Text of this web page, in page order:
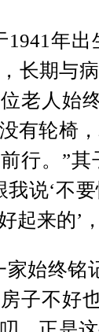
1941年
长期与
老人始
有轮椅
行。”其
我说‘不
起来的’
家始终铭
子不好